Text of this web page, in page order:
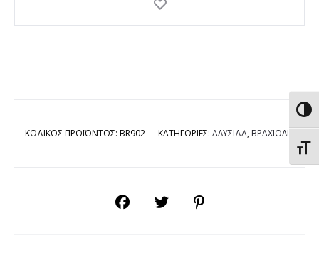
ΚΩΔΙΚΟΣ ΠΡΟΪΟΝΤΟΣ: BR902 ΚΑΤΗΓΟΡΙΕΣ: ΑΛΥΣΙΔΑ, ΒΡΑΧΙΟΛΙΑ
SHARE